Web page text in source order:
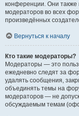
конференции. Они также
модераторов во всех
произведённых
Вернуться к началу
Кто такие модераторы?
Модераторы — это
ежедневно следят за
удалять сообщения,
объединять темы на
модераторов — не
обсуждаемым темам